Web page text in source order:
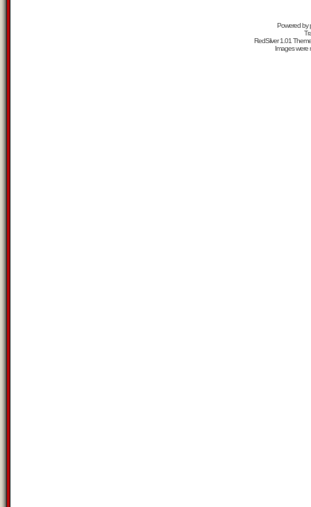
Powered by
RedSilver 1.01
Images were